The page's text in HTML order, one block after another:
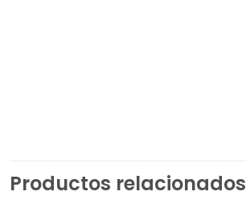
Productos relacionados